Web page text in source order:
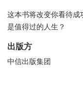
这本书将改变你看待
是值得过的人生？
出版方
中信出版集团